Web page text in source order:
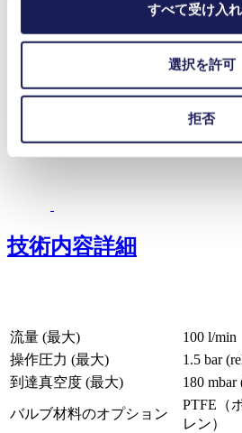
すべて受け入
選択を許可
拒否
PDF (2 MB) - 取扱説明書 - 英語
ZIP (6 MB) - CADデータ - 英語
技術内容詳細
流量 (最大)
100 l/min
操作圧力 (最大)
1.5 bar
到達真空度 (最大)
180 mbar
バルブ材料のオプション
PTFE（
レン）